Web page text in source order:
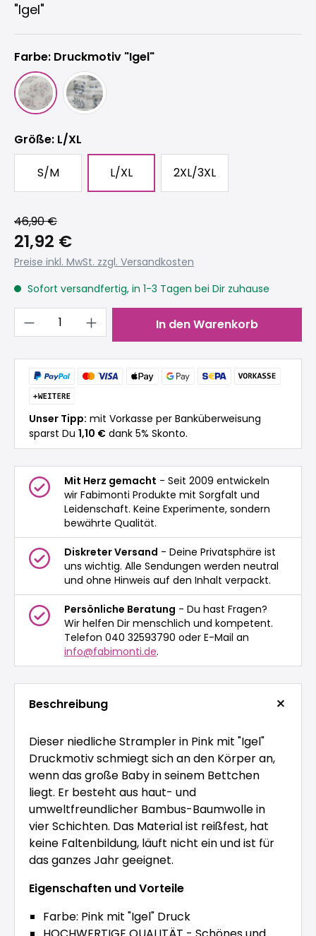
"Igel"
Farbe: Druckmotiv "Igel"
Größeauswählen
: L/XL
S/M L/XL 2XL/3XL
46,90 €
21,92 €
Preise inkl. MwSt. zzgl. Versandkosten
Sofort versandfertig, in 1-3 Tagen bei Dir zuhause
Produkt Anzahl: Gib den
In den Warenkorb
Unser Tipp: mit Vorkasse per Banküberweisung
sparst Du 1,10 € dank 5% Skonto.
Mit Herz gemacht - Seit 2009 entwickeln
wir Fabimonti Produkte mit Sorgfalt und
Leidenschaft. Keine Experimente, sondern
bewährte Qualität.
Diskreter Versand - Deine Privatsphäre ist
uns wichtig. Alle Sendungen werden neutral
und ohne Hinweis auf den Inhalt verpackt.
Persönliche Beratung - Du hast Fragen?
Wir helfen Dir menschlich und kompetent.
Telefon 040 32593790 oder E-Mail an
info@fabimonti.de.
Beschreibung
Dieser niedliche Strampler in Pink mit "Igel"
Druckmotiv schmiegt sich an den Körper an,
wenn das große Baby in seinem Bettchen
liegt. Er besteht aus haut- und
umweltfreundlicher Bambus-Baumwolle in
vier Schichten. Das Material ist reißfest, hat
keine Faltenbildung, läuft nicht ein und ist für
das ganzes Jahr geeignet.
Eigenschaften und Vorteile
Farbe: Pink mit "Igel" Druck